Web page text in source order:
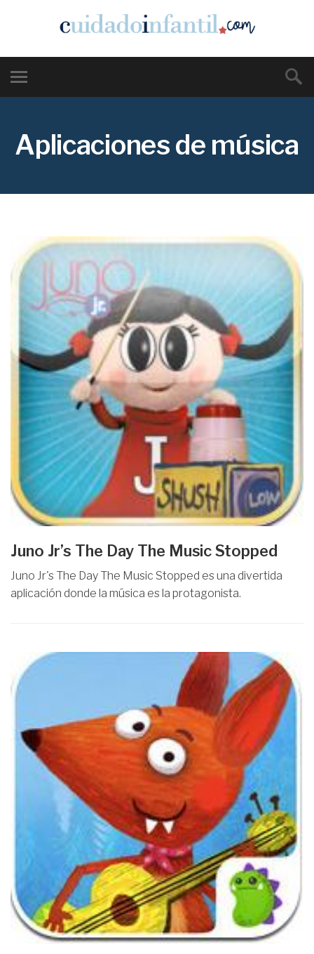
Aplicaciones de música
Juno Jr’s The Day The Music Stopped
Juno Jr's The Day The Music Stopped es una divertida
aplicación donde la música es la protagonista.